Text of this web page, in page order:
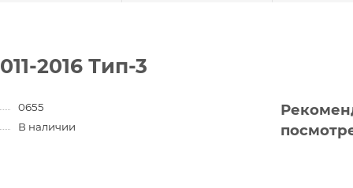
2016 Тип-3
0655
В наличии